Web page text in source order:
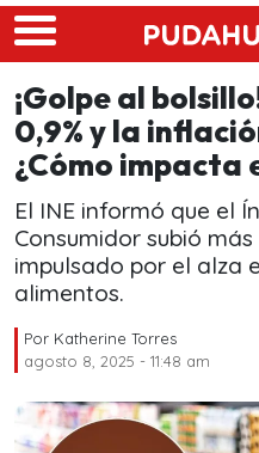
Skip to main content
¡Golpe al
0,9% y la
¿Cómo impacta
El INE informó que el
Consumidor subió
impulsado por el alza
alimentos.
Por Katherine Torres
agosto 8, 2025 - 11:48 am